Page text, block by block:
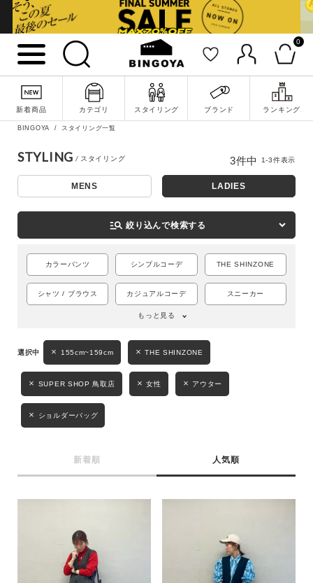
0
新着商品 カテゴリ スタイリング ブランド ランキング
詳細検索
キーワード
カテゴリ
BINGOYA スタイリング一覧
STYLING
MENS LADIES
manage_search 絞り込んで検索する
カラーパンツ シンプルコーデ THE SHINZONE
シャツ / ブラウス カジュアルコーデ スニーカー
もっと見る
155cm~159cm THE SHINZONE
SUPER SHOP 鳥取店 女性 アウター
ショルダーバッグ
新着順 人気順
3件中 1-3件表示